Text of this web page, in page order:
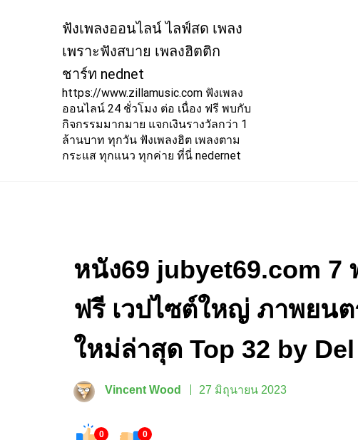
ฟังเพลงออนไลน์ ไลฟ์สด เพลง
เพราะฟังสบาย เพลงฮิตติก
ชาร์ท nednet
https://www.zillamusic.com ฟังเพลง
ออนไลน์ 24 ชั่วโมง ต่อ เนื่อง ฟรี พบกับ
กิจกรรมมากมาย แจกเงินรางวัลกว่า 1
ล้านบาท ทุกวัน ฟังเพลงฮิต เพลงตาม
กระแส ทุกแนว ทุกค่าย ที่นี่ nedernet
หนัง69 jubyet69.com 7
ฟรี เวปไซต์ใหญ่ ภาพยนต
ใหม่ล่าสุด Top 32 by Del
Vincent Wood 27 มิถุนายน 2023
0 0